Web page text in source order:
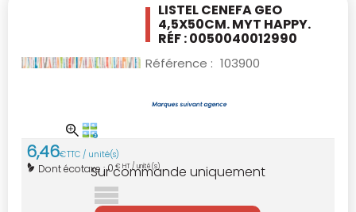
LISTEL CENEFA GEO
4,5X50CM.MYT HAPPY.
RÉF : 0050040012990
Référence : 103900
6,46€TTC / unité(s)
Dont écotaxe :0 € HT / unité(s)
Sur commande uniquement